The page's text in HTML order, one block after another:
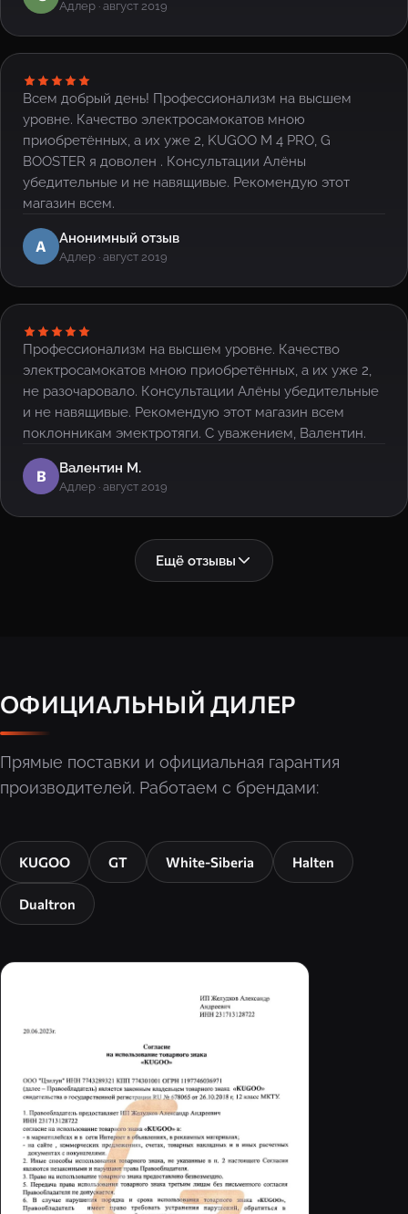
Адлер · август 2019
Всем добрый день! Профессионализм на высшем
уровне. Качество электросамокатов мною
приобретённых, а их уже 2, KUGOO M 4 PRO, G
BOOSTER я доволен . Консультации Алёны
убедительные и не навящивые. Рекомендую этот
магазин всем.
А Анонимный отзыв
Адлер · август 2019
Профессионализм на высшем уровне. Качество
электросамокатов мною приобретённых, а их уже 2,
не разочаровало. Консультации Алёны убедительные
и не навящивые. Рекомендую этот магазин всем
поклонникам эмектротяги. С уважением, Валентин.
В Валентин М.
Адлер · август 2019
Ещё отзывы
ОФИЦИАЛЬНЫЙ ДИЛЕР
Прямые поставки и официальная гарантия
производителей. Работаем с брендами:
KUGOO GT White-Siberia Halten
Dualtron